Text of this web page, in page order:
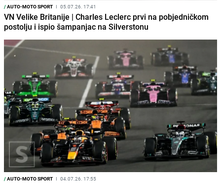
/AUTO-MOTO SPORT I 05.07.26. 17:41
VN Velike Britanije | Charles Leclerc prvi na pobjedničkom
postolju i ispio šampanjac na Silverstonu
/AUTO-MOTO SPORT I 04.07.26. 17:55